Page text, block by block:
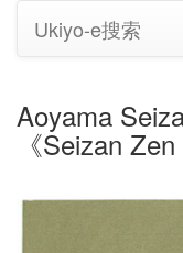
Ukiyo-e搜索
Aoyama
《Seizan